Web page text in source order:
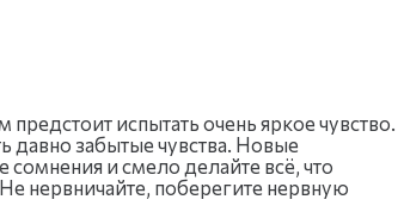
испытать очень яркое чувство.
давно забытые чувства. Новые
сомнения и смело делайте всё, что
нервничайте, поберегите нервную